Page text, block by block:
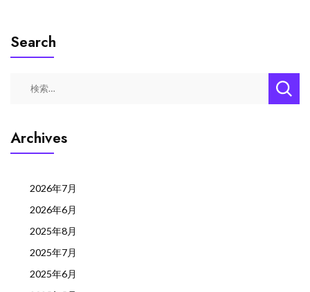
Search
Archives
2026年7月
2026年6月
2025年8月
2025年7月
2025年6月